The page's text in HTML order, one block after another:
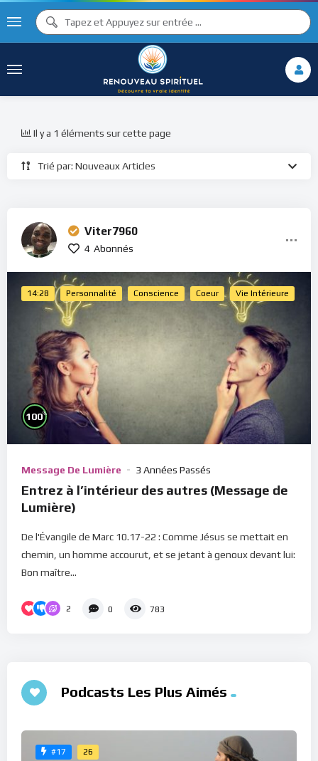
Trié par: Nouveaux Articles
Il y a 1 éléments sur cette page
Viter7960
4 Abonnés
14:28 Personnalité Conscience Coeur Vie Intérieure
100%
Message De Lumière 3 Années Passés
Entrez à l’intérieur des autres (Message de
Lumière)
De l'Évangile de Marc 10.17-22 : Comme Jésus se mettait en
chemin, un homme accourut, et se jetant à genoux devant lui:
Bon maître...
2 0 783
Podcasts Les Plus Aimés
#17 26